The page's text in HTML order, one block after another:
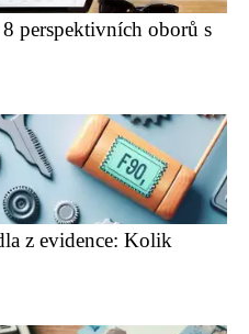
perspektivních oborů s
z evidence: Kolik